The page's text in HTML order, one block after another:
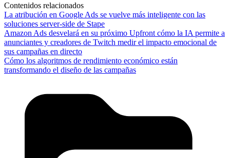
Contenidos relacionados
La atribución en Google Ads se vuelve más inteligente con las
soluciones server-side de Stape
Amazon Ads desvelará en su próximo Upfront cómo la IA permite a
anunciantes y creadores de Twitch medir el impacto emocional de
sus campañas en directo
Cómo los algoritmos de rendimiento económico están
transformando el diseño de las campañas